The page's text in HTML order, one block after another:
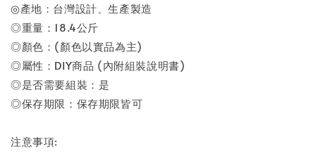
◎產地：台灣設計、生產製造
◎重量：18.4公斤
◎顏色：(顏色以實品為主)
◎屬性：DIY商品 (內附組裝說明書)
◎是否需要組裝：是
◎保存期限：保存期限皆可
注意事項: